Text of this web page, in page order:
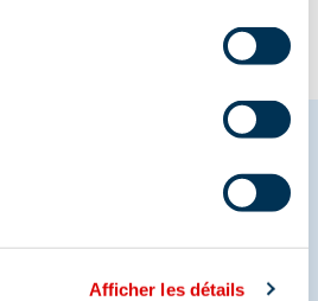
Afficher les détails
in